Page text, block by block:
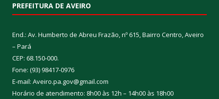
PREFEITURA DE AVEIRO
End.: Av. Humberto de Abreu Frazão, nº 615, Bairro Centro, Aveiro
– Pará
CEP: 68.150-000.
Fone: (93) 98417-0976
E-mail: Aveiro.pa.gov@gmail.com
Horário de atendimento: 8h00 às 12h – 14h00 às 18h00